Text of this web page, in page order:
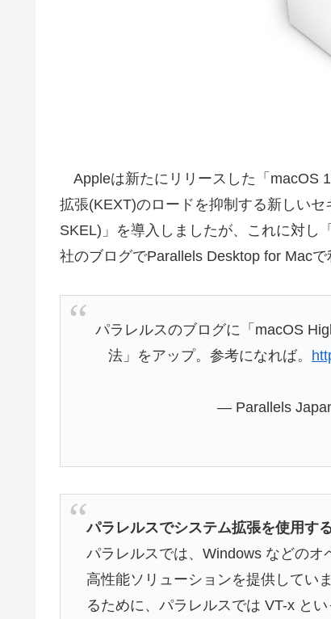
Appleは新たにリリースした「macOS
拡張(KEXT)のロードを抑制する新しいセ
SKEL)」を導入しましたが、これに対し
社のブログでParallels Desktop for Mac
パラレルスのブログに「macOS
法」をアップ。参考になれば。
— Parallels
パラレルスでシステム拡張を使用す
パラレルスでは、Windows などの
高性能ソリューションを提供してい
るために、パラレルスでは VT-x と